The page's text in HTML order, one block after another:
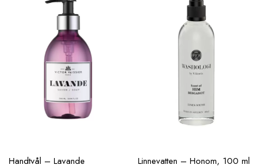
Handtvål – Lavande
Linnevatten – Honom, 100 ml